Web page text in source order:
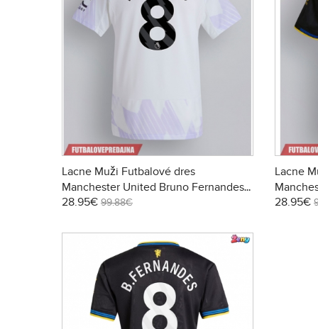
Lacne Muži Futbalové dres
Manchester United Bruno Fernandes
#8 2025-26 Krátky Rukáv - Preč
28.95€ 99.88€
Lacne
#8
28.95€